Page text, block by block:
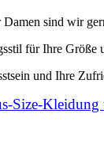
sind wir
für Ihre
und Ihre
Size-Kleidung